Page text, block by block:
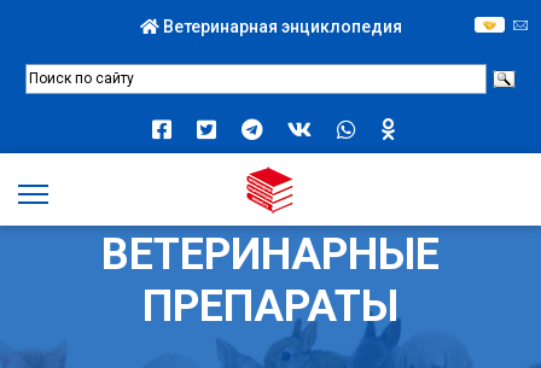
Ветеринарная энциклопедия
ВЕТЕРИНАРНЫЕ
ПРЕПАРАТЫ